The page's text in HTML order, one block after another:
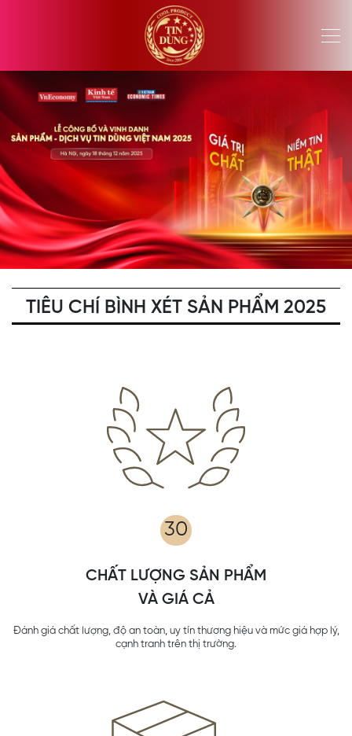
TIÊU CHÍ BÌNH XÉT SẢN PHẨM 2025
30
CHẤT LƯỢNG SẢN PHẨM
VÀ GIÁ CẢ
Đánh giá chất lượng, độ an toàn, uy tín thương hiệu và mức giá hợp lý,
cạnh tranh trên thị trường.